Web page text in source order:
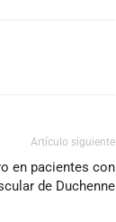
Artículo siguiente
en pacientes con
de Duchenne